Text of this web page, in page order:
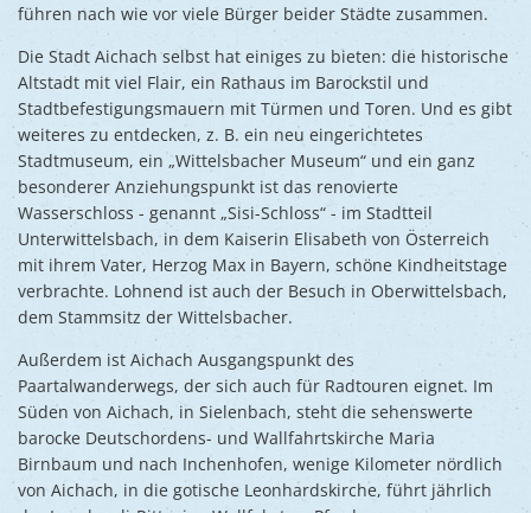
führen nach wie vor viele Bürger beider Städte zusammen.
Die Stadt Aichach selbst hat einiges zu bieten: die historische
Altstadt mit viel Flair, ein Rathaus im Barockstil und
Stadtbefestigungsmauern mit Türmen und Toren. Und es gibt
weiteres zu entdecken, z. B. ein neu eingerichtetes
Stadtmuseum, ein „Wittelsbacher Museum“ und ein ganz
besonderer Anziehungspunkt ist das renovierte
Wasserschloss - genannt „Sisi-Schloss“ - im Stadtteil
Unterwittelsbach, in dem Kaiserin Elisabeth von Österreich
mit ihrem Vater, Herzog Max in Bayern, schöne Kindheitstage
verbrachte. Lohnend ist auch der Besuch in Oberwittelsbach,
dem Stammsitz der Wittelsbacher.
Außerdem ist Aichach Ausgangspunkt des
Paartalwanderwegs, der sich auch für Radtouren eignet. Im
Süden von Aichach, in Sielenbach, steht die sehenswerte
barocke Deutschordens- und Wallfahrtskirche Maria
Birnbaum und nach Inchenhofen, wenige Kilometer nördlich
von Aichach, in die gotische Leonhardskirche, führt jährlich